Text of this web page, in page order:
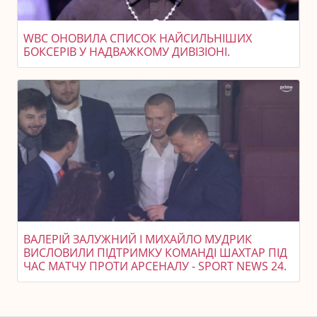
WBC ОНОВИЛА СПИСОК НАЙСИЛЬНІШИХ
БОКСЕРІВ У НАДВАЖКОМУ ДИВІЗІОНІ.
ВАЛЕРІЙ ЗАЛУЖНИЙ І МИХАЙЛО МУДРИК
ВИСЛОВИЛИ ПІДТРИМКУ КОМАНДІ ШАХТАР ПІД
ЧАС МАТЧУ ПРОТИ АРСЕНАЛУ - SPORT NEWS 24.